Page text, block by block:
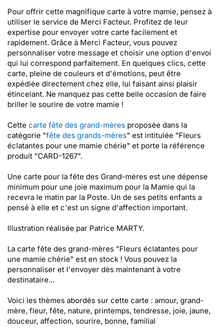
Pour offrir cette magnifique carte à votre mamie, pensez à
utiliser le service de Merci Facteur. Profitez de leur
expertise pour envoyer votre carte facilement et
rapidement. Grâce à Merci Facteur, vous pouvez
personnaliser votre message et choisir une option d'envoi
qui lui correspond parfaitement. En quelques clics, cette
carte, pleine de couleurs et d'émotions, peut être
expédiée directement chez elle, lui faisant ainsi plaisir
étincelant. Ne manquez pas cette belle occasion de faire
briller le sourire de votre mamie !
Cette carte fête des grand-mères proposée dans la
catégorie "fête des grands-mères" est intitulée "Fleurs
éclatantes pour une mamie chérie" et porte la référence
produit "CARD-1267".
Une carte pour la fête des Grand-mères est une dépense
minimum pour une joie maximum pour la Mamie qui la
recevra le matin par la Poste. Un de ses petits enfants a
pensé à elle et c'est un signe d'affection important.
Illustration réalisée par Patrice MARTY.
La carte fête des grand-mères "Fleurs éclatantes pour
une mamie chérie" est en stock ! Vous pouvez la
personnaliser et l'envoyer dès maintenant à votre
destinataire...
Voici les thèmes abordés sur cette carte : amour, grand-
mère, fleur, fête, nature, printemps, tendresse, joie, jaune,
douceur, affection, sourire, bonne, familial